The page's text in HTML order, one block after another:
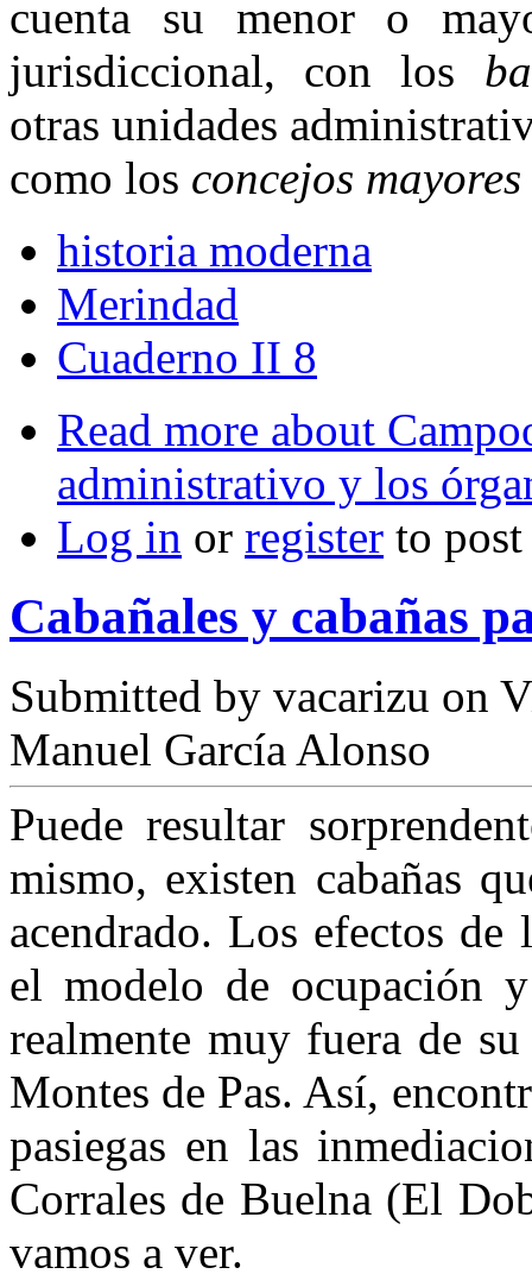
cuenta su menor o
jurisdiccio­nal, con los
otras unidades
como los concejos mayores
historia moderna
Merindad
Cuaderno II 8
Read more about
administrativo y los
Log in or register to
Cabañales y cabañas
Submitted by vacarizu on
Manuel García Alonso
Puede resultar
mismo, existen cabañas
acendrado. Los efectos de
el mo­delo de ocupación
realmente muy fuera de
Montes de Pas. Así,
pasiegas en las
Corrales de Buelna (El
va­mos a ver.